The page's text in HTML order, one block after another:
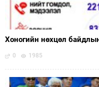
Хоногийн нөхцөл
0 1985